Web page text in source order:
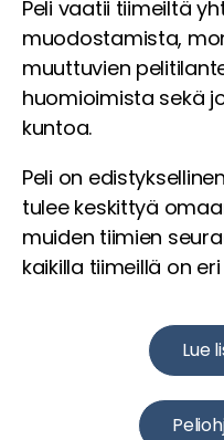
Peli vaatii tiimeiltä
muodostamista,
muuttuvien
huomioimista sekä
kuntoa.
Peli on
tulee keskittyä
muiden tiimien
kaikilla tiimeillä on
Lue